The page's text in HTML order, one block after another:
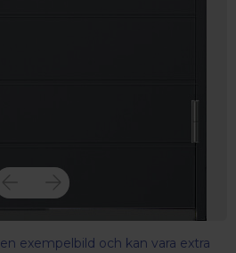
exempelbild och kan vara extra